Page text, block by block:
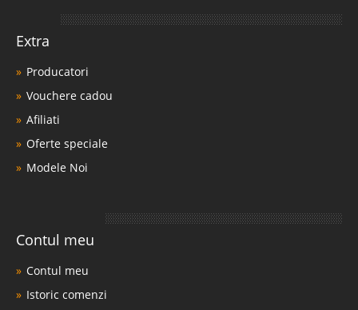
Extra
Producatori
Vouchere cadou
Afiliati
Oferte speciale
Modele Noi
Contul meu
Contul meu
Istoric comenzi